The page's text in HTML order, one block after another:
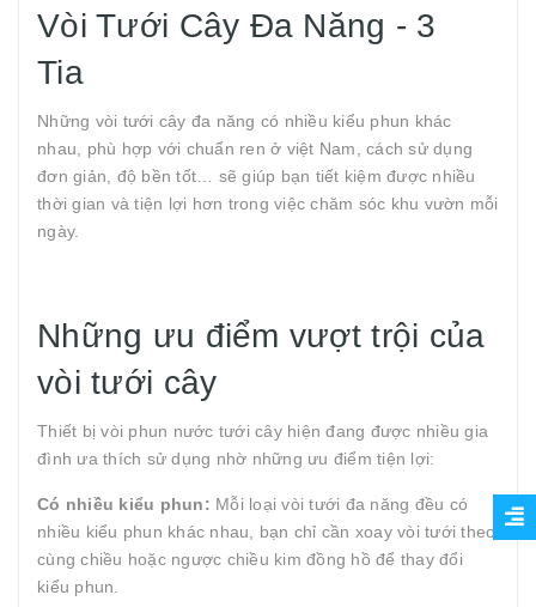
Vòi Tưới Cây Đa Năng - 3
Tia
Những vòi tưới cây đa năng có nhiều kiểu phun khác
nhau, phù hợp với chuẩn ren ở việt Nam, cách sử dụng
đơn giản, độ bền tốt… sẽ giúp bạn tiết kiệm được nhiều
thời gian và tiện lợi hơn trong việc chăm sóc khu vườn mỗi
ngày.
Những ưu điểm vượt trội của
vòi tưới cây
Thiết bị vòi phun nước tưới cây hiện đang được nhiều gia
đình ưa thích sử dụng nhờ những ưu điểm tiện lợi:
Có nhiều kiểu phun: Mỗi loại vòi tưới đa năng đều có
nhiều kiểu phun khác nhau, bạn chỉ cần xoay vòi tưới theo
cùng chiều hoặc ngược chiều kim đồng hồ để thay đổi
kiểu phun.